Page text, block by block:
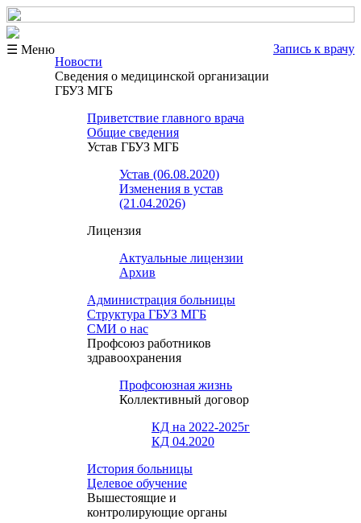
☰ Меню
Запись к врачу
Новости
Сведения о медицинской организации
ГБУЗ МГБ
Приветствие главного врача
Общие сведения
Устав ГБУЗ МГБ
Устав (06.08.2020)
Изменения в устав
(21.04.2026)
Лицензия
Актуальные лицензии
Архив
Администрация больницы
Структура ГБУЗ МГБ
СМИ о нас
Профсоюз работников
здравоохранения
Профсоюзная жизнь
Коллективный договор
КД на 2022-2025г
КД 04.2020
История больницы
Целевое обучение
Вышестоящие и
контролирующие органы